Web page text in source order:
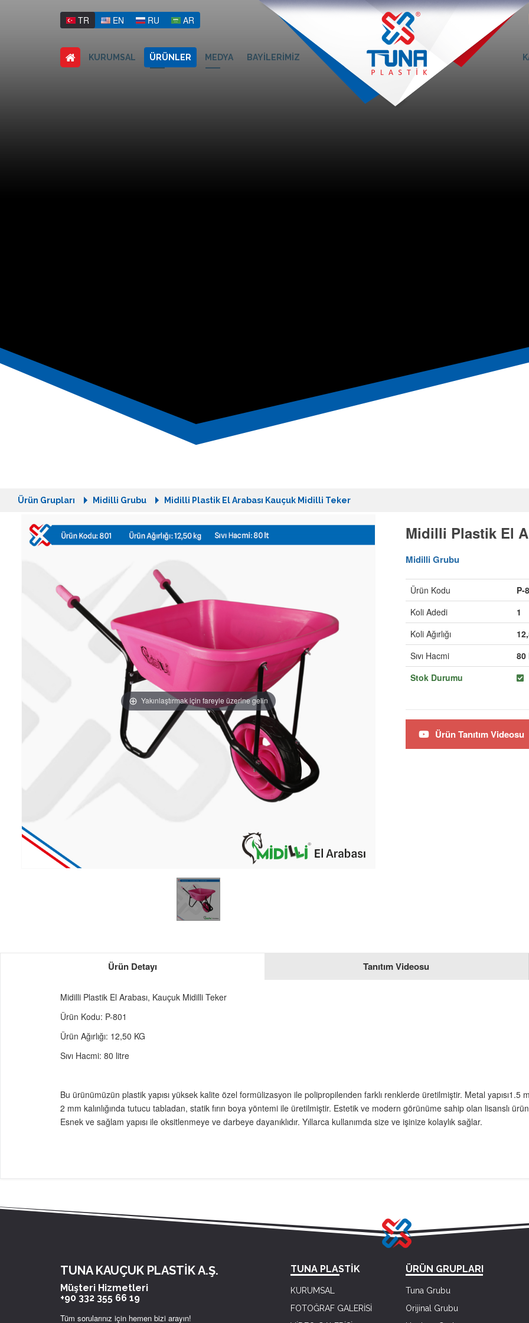
TR EN RU AR
KURUMSAL ÜRÜNLER MEDYA BAYİLERİMİZ
Ürün Grupları Midilli Grubu Midilli Plastik El Arabası Kauçuk Midilli Teker
Yakınlaştırmak için fareyle üzerine gelin
Midilli Plastik El
Midilli Grubu
Ürün Kodu
P-
Koli Adedi
1
Koli Ağırlığı
Sıvı Hacmi
80
Stok Durumu
Ürün Tanıtım Videosu
Ürün Detayı Tanıtım Videosu
Midilli Plastik El Arabası, Kauçuk Midilli Teker
Ürün Kodu: P-801
Ürün Ağırlığı: 12,50 KG
Sıvı Hacmi: 80 litre
Bu ürünümüzün plastik yapısı yüksek kalite özel formülizasyon ile polipropilenden farklı renklerde üretilmiştir. Metal yapısı1.5
2 mm kalınlığında tutucu tabladan, statik fırın boya yöntemi ile üretilmiştir. Estetik ve modern görünüme sahip olan lisanslı
Esnek ve sağlam yapısı ile oksitlenmeye ve darbeye dayanıklıdır. Yıllarca kullanımda size ve işinize kolaylık sağlar.
TUNA KAUÇUK PLASTİK A.Ş.
Müşteri Hizmetleri
+90 332 355 66 19
Tüm sorularınız için hemen bizi arayın!
TUNA PLASTİK
KURUMSAL
FOTOĞRAF GALERİSİ
ÜRÜN GRUPLARI
Tuna Grubu
Orijinal Grubu